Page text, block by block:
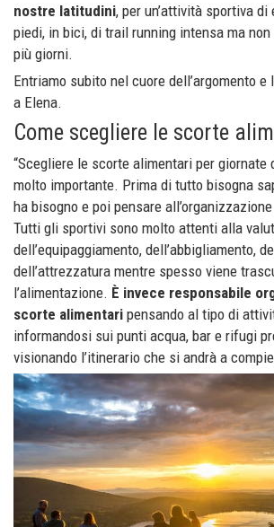
nostre latitudini, per un’attività sportiva
piedi, in bici, di trail running intensa ma
più giorni.
Entriamo subito nel cuore dell’argomento
a Elena.
Come scegliere le scorte
“Scegliere le scorte alimentari per giornate
molto importante. Prima di tutto bisogna
ha bisogno e poi pensare
Tutti gli sportivi sono molto attenti alla
dell’equipaggiamento, dell’abbigliamento,
dell’attrezzatura mentre spesso viene
l’alimentazione. È invece responsabile
scorte alimentari pensando al tipo di
informandosi sui punti acqua, bar e rifugi
visionando l’itinerario che si andrà a